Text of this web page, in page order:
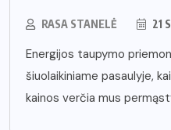
RASA STANELĖ 21
Energijos taupymo
šiuolaikiniame pasaulyje,
kainos verčia mus